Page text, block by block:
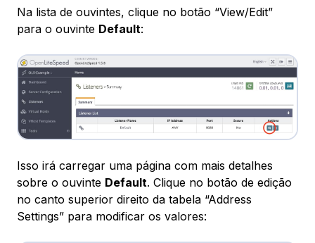
Na lista de ouvintes, clique no botão “View/Edit”
para o ouvinte Default:
Isso irá carregar uma página com mais detalhes
sobre o ouvinte Default. Clique no botão de edição
no canto superior direito da tabela “Address
Settings” para modificar os valores: